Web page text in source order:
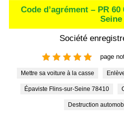
Code d’agrément – PR
Seine
Société
page
Mettre sa voiture à la casse
Épaviste Flins-sur-Seine 78410
Destruction